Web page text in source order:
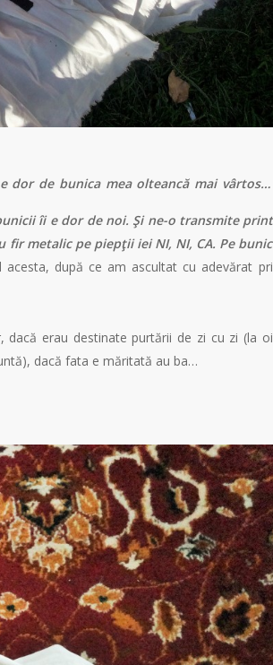
dor de bunica mea olteancă mai vârtos…
îi e dor de noi. Şi ne-o transmite
metalic pe piepţii iei NI, NI, CA. Pe
acesta, după ce am ascultat cu adevărat
erau destinate purtării de zi cu zi (la
dacă fata e măritată au ba…